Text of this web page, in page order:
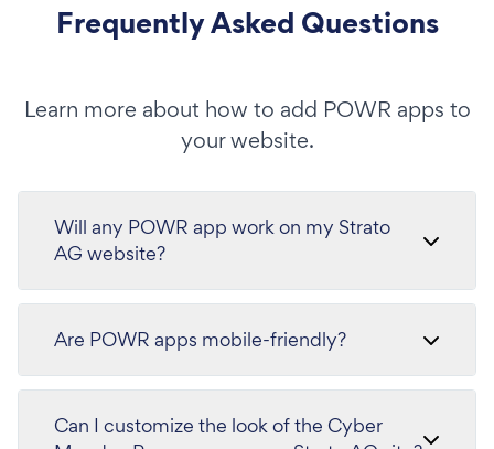
Frequently Asked Questions
Learn more about how to add POWR apps to
your website.
Will any POWR app work on my Strato
AG website?
Are POWR apps mobile-friendly?
Can I customize the look of the Cyber